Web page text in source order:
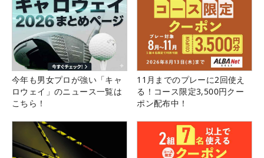
今年も男女プロが強い「キャ
ロウェイ」のニュース一覧は
こちら！
11月までのプレーに2回使え
る！コース限定3,500円クー
ポン配布中！